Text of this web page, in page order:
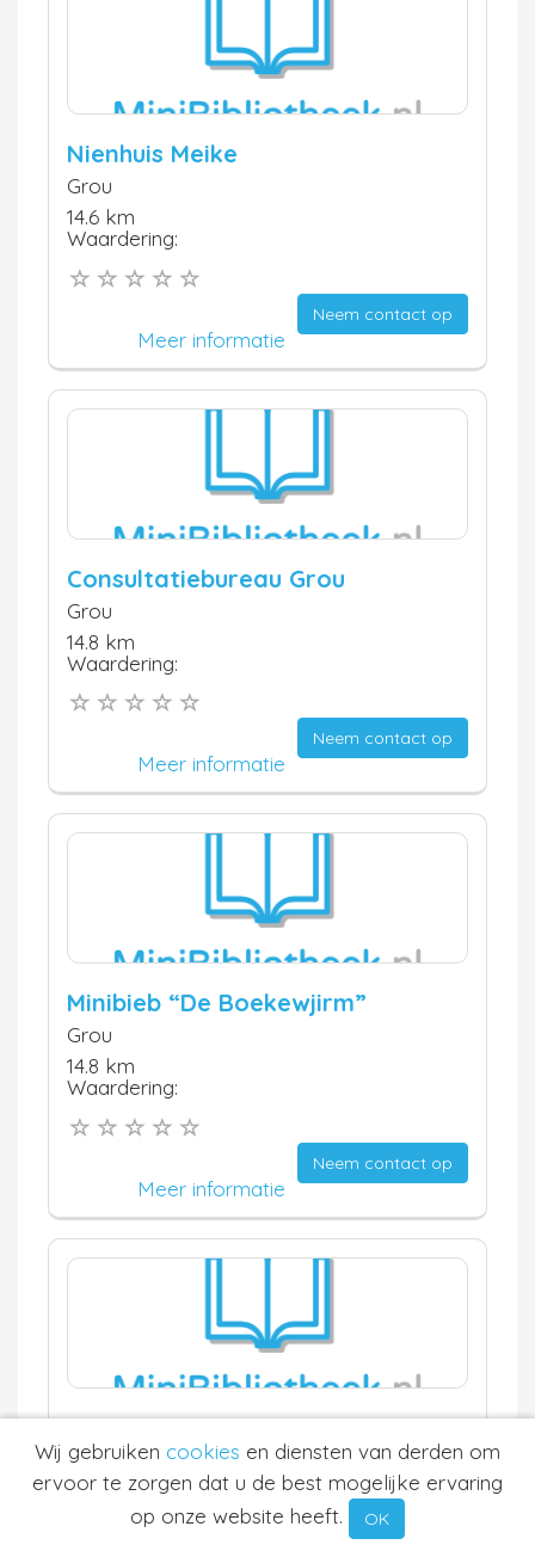
Nienhuis Meike
Grou
14.6 km
Waardering:
Neem contact op
Meer informatie
Consultatiebureau Grou
Grou
14.8 km
Waardering:
Neem contact op
Meer informatie
Minibieb “De Boekewjirm”
Grou
14.8 km
Waardering:
Neem contact op
Meer informatie
Obs Akkrum
Akkrum
14.9 km
Waardering:
Wij gebruiken cookies en diensten van derden om
ervoor te zorgen dat u de best mogelijke ervaring
op onze website heeft.
OK